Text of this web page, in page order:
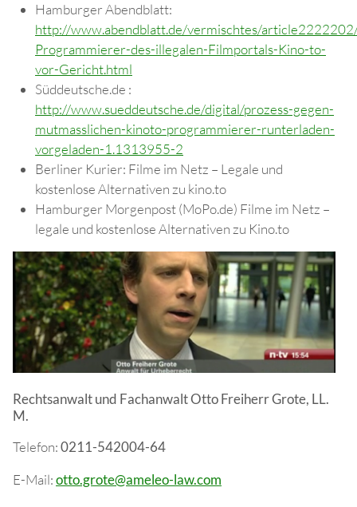
Hamburger Abendblatt:
http://www.abendblatt.de/vermischtes/
Programmierer-des-illegalen-Filmportals-Kino-to-
vor-Gericht.html
Süddeutsche.de :
http://www.sueddeutsche.de/digital/prozess-gegen-
mutmasslichen-kinoto-programmierer-runterladen-
vorgeladen-1.1313955-2
Berliner Kurier: Filme im Netz – Legale und
kostenlose Alternativen zu kino.to
Hamburger Morgenpost (MoPo.de) Filme im Netz –
legale und kostenlose Alternativen zu Kino.to
Rechtsanwalt und Fachanwalt Otto Freiherr Grote, LL.
M.
Telefon:0211-542004-64
E-Mail:otto.grote@ameleo-law.com